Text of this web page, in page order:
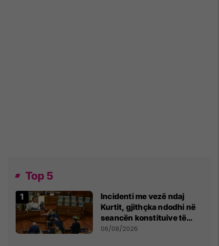
Top 5
Incidenti me vezë ndaj
Kurtit, gjithçka ndodhi në
seancën konstituive të
Kuvendit
06/08/2026